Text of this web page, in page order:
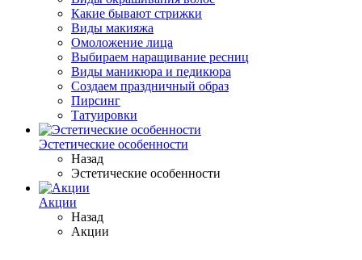
Какие бывают стрижки
Виды макияжа
Омоложение лица
Выбираем наращивание ресниц
Виды маникюра и педикюра
Создаем праздничный образ
Пирсинг
Татуировки
Эстетические особенности
Назад
Эстетические особенности
Акции
Назад
Акции